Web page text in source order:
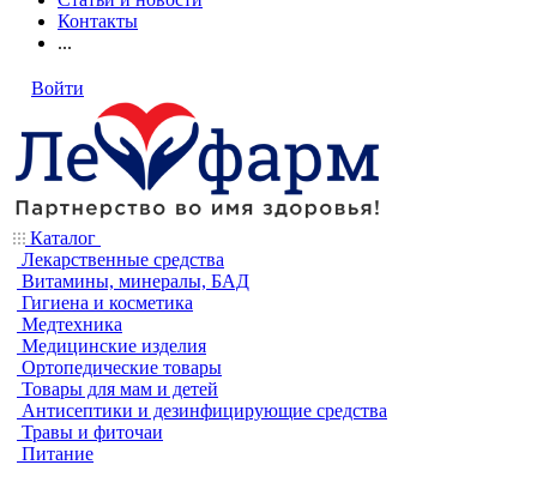
Контакты
...
Войти
Каталог
Лекарственные средства
Витамины, минералы, БАД
Гигиена и косметика
Медтехника
Медицинские изделия
Ортопедические товары
Товары для мам и детей
Антисептики и дезинфицирующие средства
Травы и фиточаи
Питание